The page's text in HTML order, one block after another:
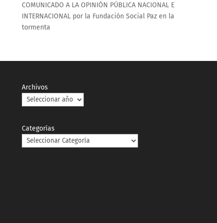
COMUNICADO A LA OPINIÓN PÚBLICA NACIONAL E
INTERNACIONAL por la Fundación Social Paz en la
tormenta
Archivos
Categorías